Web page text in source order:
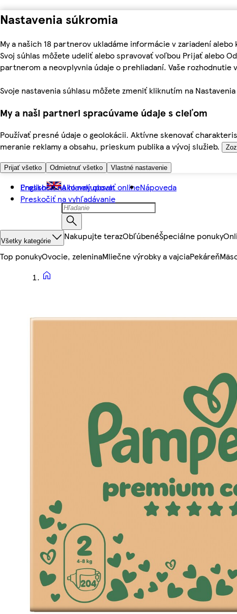
Nastavenia súkromia
My a našich 18 partnerov ukladáme informácie v zariadení
Svoj súhlas môžete udeliť alebo spravovať voľbou Prijať alebo
partnerom a neovplyvnia údaje o prehliadaní. Vaše
Svoje nastavenia súhlasu môžete zmeniť kliknutím na
My a naši partneri spracúvame údaje s cieľom
Používať presné údaje o geolokácii. Aktívne skenovať
meranie reklamy a obsahu, prieskum publika a vývoj služieb.
Prijať všetko Odmietnuť všetko Vlastné nastavenie
Preskočiť na hlavný obsah
Preskočiť na vyhľadávanie
English Ako nakupovať onlineNápoveda
Všetky kategórie Nakupujte terazObľúbenéŠpeciálne ponuky
Top ponukyOvocie, zeleninaMliečne výrobky a vajciaPekáreň